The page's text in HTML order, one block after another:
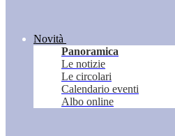
Novità
Panoramica
Le notizie
Le circolari
Calendario eventi
Albo online